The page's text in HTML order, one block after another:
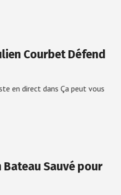
Courbet Défend
en direct dans Ça peut vous
Bateau Sauvé pour